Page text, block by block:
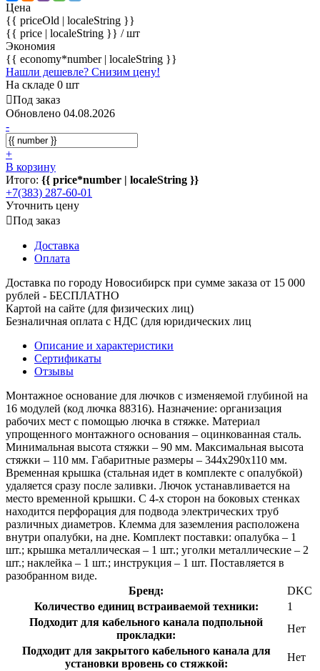
Цена
{{ priceOld | localeString }}
{{ price | localeString }} / шт
Экономия
{{ economy*number | localeString }}
Нашли дешевле? Снизим цену!
На складе 0 шт
Под заказ
Обновлено 04.08.2026
-
+
В корзину
Итого: {{ price*number | localeString }}
+7(383) 287-60-01
Уточнить цену
Под заказ
Доставка
Оплата
Доставка по городу Новосибирск при сумме заказа от 15 000
рублей - БЕСПЛАТНО
Картой на сайте (для физических лиц)
Безналичная оплата с НДС (для юридических лиц
Описание и характеристики
Сертификаты
Отзывы
Монтажное основание для лючков с изменяемой глубиной на
16 модулей (код лючка 88316). Назначение: организация
рабочих мест с помощью лючка в стяжке. Материал
упрощенного монтажного основания – оцинкованная сталь.
Минимальная высота стяжки – 90 мм. Максимальная высота
стяжки – 110 мм. Габаритные размеры – 344x290x110 мм.
Временная крышка (стальная идет в комплекте с опалубкой)
удаляется сразу после заливки. Лючок устанавливается на
место временной крышки. С 4-х сторон на боковых стенках
находится перфорация для подвода электрических труб
различных диаметров. Клемма для заземления расположена
внутри опалубки, на дне. Комплект поставки: опалубка – 1
шт.; крышка металлическая – 1 шт.; уголки металлические – 2
шт.; наклейка – 1 шт.; инструкция – 1 шт. Поставляется в
разобранном виде.
Бренд:
DKC
Количество единиц встраиваемой техники:
1
Подходит для кабельного канала подпольной
прокладки:
Нет
Подходит для закрытого кабельного канала для
установки вровень со стяжкой:
Нет